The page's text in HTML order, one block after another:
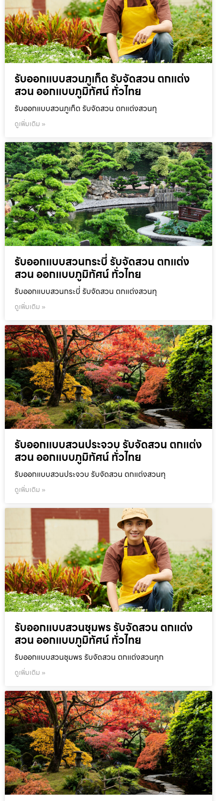
รับออกแบบสวนภูเก็ต รับจัดสวน ตกแต่ง
สวน ออกแบบภูมิทัศน์ ทั่วไทย
รับออกแบบสวนภูเก็ต รับจัดสวน ตกแต่งสวนทุ
ดูเพิ่มเติม »
รับออกแบบสวนกระบี่ รับจัดสวน ตกแต่ง
สวน ออกแบบภูมิทัศน์ ทั่วไทย
รับออกแบบสวนกระบี่ รับจัดสวน ตกแต่งสวนทุ
ดูเพิ่มเติม »
รับออกแบบสวนประจวบ รับจัดสวน ตกแต่ง
สวน ออกแบบภูมิทัศน์ ทั่วไทย
รับออกแบบสวนประจวบ รับจัดสวน ตกแต่งสวนทุ
ดูเพิ่มเติม »
รับออกแบบสวนชุมพร รับจัดสวน ตกแต่ง
สวน ออกแบบภูมิทัศน์ ทั่วไทย
รับออกแบบสวนชุมพร รับจัดสวน ตกแต่งสวนทุก
ดูเพิ่มเติม »